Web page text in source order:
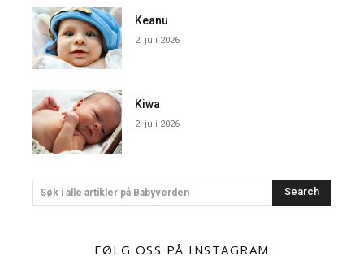
Keanu
2. juli 2026
Kiwa
2. juli 2026
Søk i alle artikler på Babyverden Search
FØLG OSS PÅ INSTAGRAM